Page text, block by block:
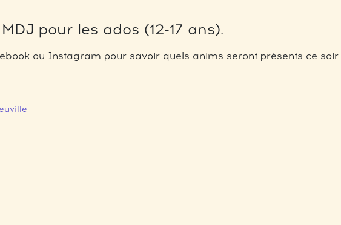
pour les ados (12-17 ans).
ou Instagram pour savoir quels anims seront présents ce soir